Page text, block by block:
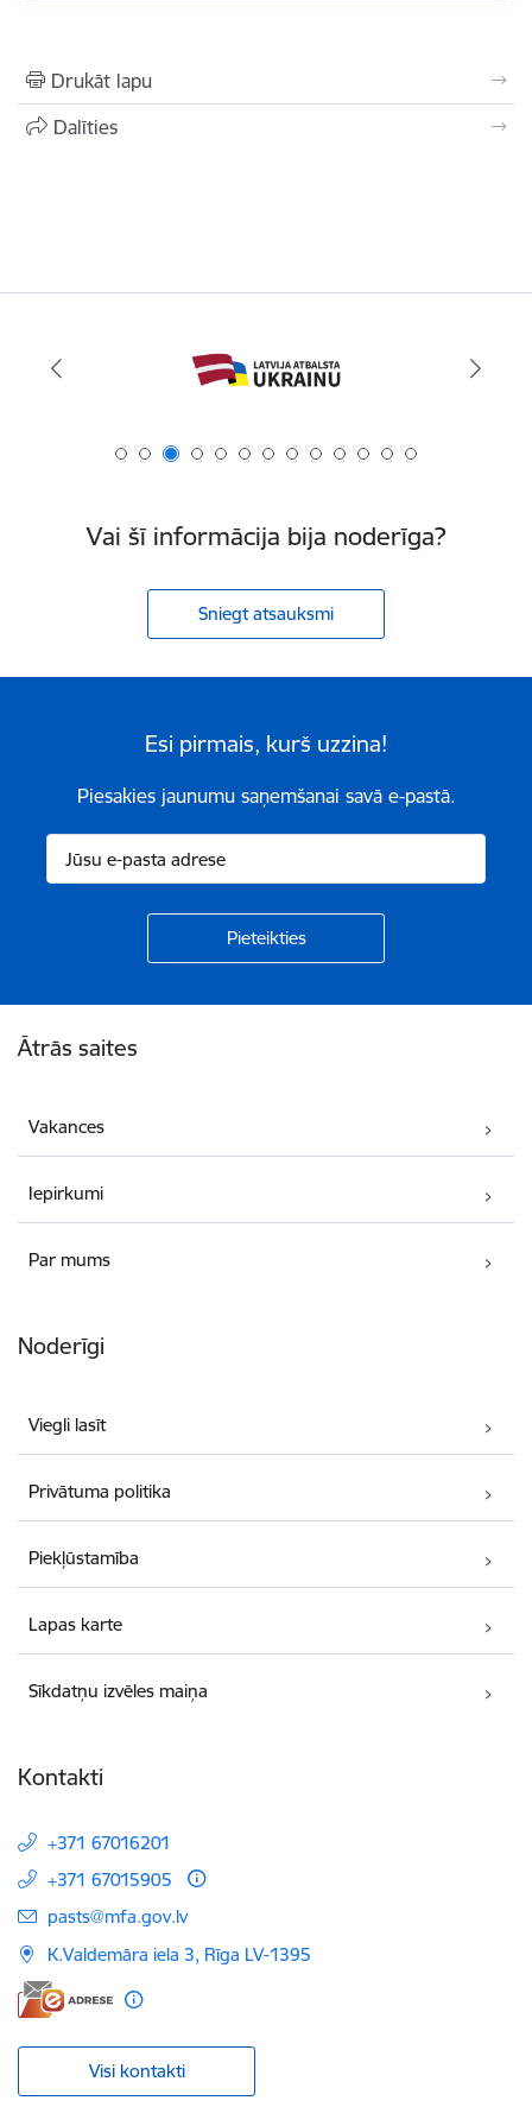
Drukāt lapu
Dalīties
Vai šī informācija bija noderīga?
Sniegt atsauksmi
Esi pirmais, kurš uzzina!
Piesakies jaunumu saņemšanai savā e-pastā.
Ātrās saites
Vakances
Iepirkumi
Par mums
Noderīgi
Viegli lasīt
Privātuma politika
Piekļūstamība
Lapas karte
Sīkdatņu izvēles maiņa
Kontakti
+371 67016201
+371 67015905
E-pasts:
pasts@mfa.gov.lv
K.Valdemāra iela 3, Rīga LV-1395
Visi kontakti